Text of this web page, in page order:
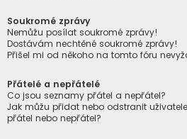
Soukromé zprávy
Nemůžu posílat soukromé zprávy!
Dostávám nechtěné soukromé zprávy!
Přišel mi od někoho na tomto fóru
Přátelé a nepřátelé
Co jsou seznamy přátel a nepřátel?
Jak můžu přidat nebo odstranit
přátel nebo nepřátel?